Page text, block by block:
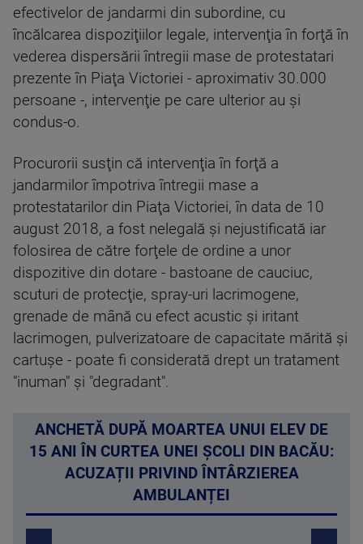
efectivelor de jandarmi din subordine, cu
încălcarea dispoziţiilor legale, intervenţia în forţă în
vederea dispersării întregii mase de protestatari
prezente în Piaţa Victoriei - aproximativ 30.000
persoane -, intervenţie pe care ulterior au şi
condus-o.
Procurorii susţin că intervenţia în forţă a
jandarmilor împotriva întregii mase a
protestatarilor din Piaţa Victoriei, în data de 10
august 2018, a fost nelegală şi nejustificată iar
folosirea de către forţele de ordine a unor
dispozitive din dotare - bastoane de cauciuc,
scuturi de protecţie, spray-uri lacrimogene,
grenade de mână cu efect acustic şi iritant
lacrimogen, pulverizatoare de capacitate mărită şi
cartuşe - poate fi considerată drept un tratament
"inuman" şi "degradant".
ANCHETĂ DUPĂ MOARTEA UNUI ELEV DE
15 ANI ÎN CURTEA UNEI ȘCOLI DIN BACĂU:
ACUZAȚII PRIVIND ÎNTÂRZIEREA
AMBULANȚEI